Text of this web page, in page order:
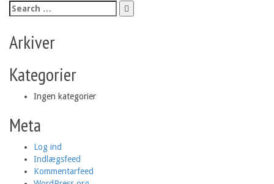
navigation
Search
for:
Arkiver
Kategorier
Ingen kategorier
Meta
Log ind
Indlægsfeed
Kommentarfeed